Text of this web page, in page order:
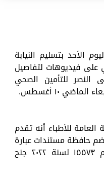
الأحد بتسليم النيابة
على فيديوهات لتفاصيل
النصر للتأمين الصحي
١٠ أغسطس.
للأطباء أنه تقدم
حافظة مستندات عبارة
عن فلاشة لضمها للمحضر رقم ١٥٥٧٣ لسنة ٢٠٢٢ جنح